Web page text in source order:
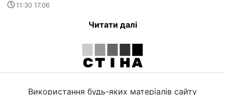
11:30 17.06
Читати далі
Використання будь-яких матеріалів сайту